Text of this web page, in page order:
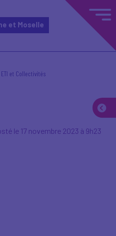
et Moselle
et Collectivités
le 17 novembre 2023 à 9h23